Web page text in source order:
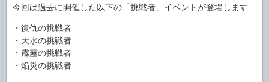
今回は過去に開催した以下の「挑戦者」イベントが登場します
・復仇の挑戦者
・天水の挑戦者
・霹靂の挑戦者
・焔災の挑戦者